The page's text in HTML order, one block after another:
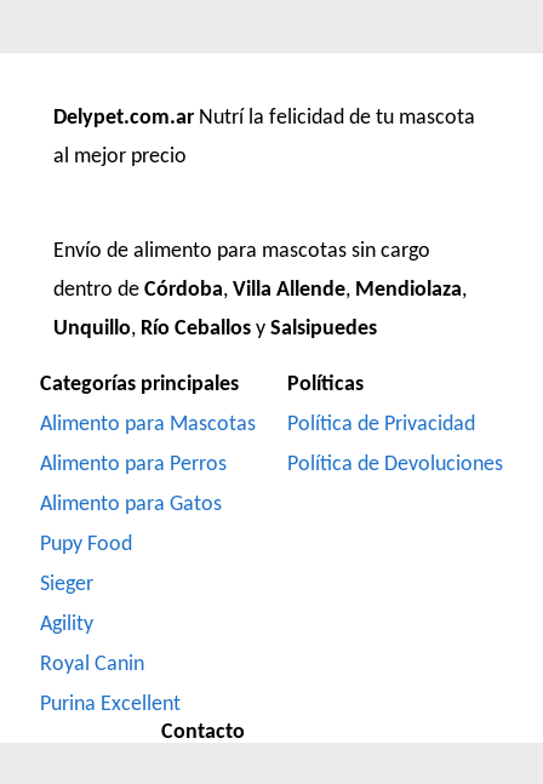
Delypet.com.ar Nutrí la felicidad de tu mascota
al mejor precio
Envío de alimento para mascotas sin cargo
dentro de Córdoba, Villa Allende, Mendiolaza,
Unquillo, Río Ceballos y Salsipuedes
Categorías principales
Alimento para Mascotas
Alimento para Perros
Alimento para Gatos
Pupy Food
Sieger
Agility
Royal Canin
Purina Excellent
Políticas
Política de Privacidad
Política de Devoluciones
Contacto